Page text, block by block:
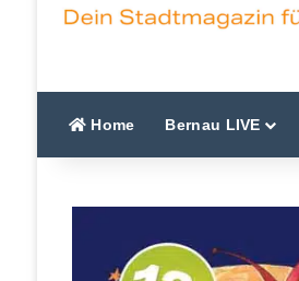
Home Bernau LIVE